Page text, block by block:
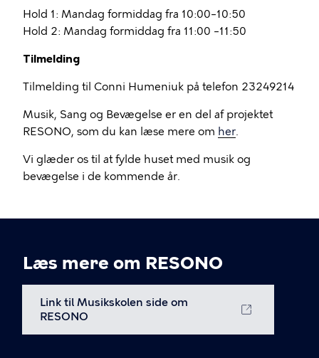
Hold 1: Mandag formiddag fra 10:00–10:50
Hold 2: Mandag formiddag fra 11:00 –11:50
Tilmelding
Tilmelding til Conni Humeniuk på telefon 23249214
Musik, Sang og Bevægelse er en del af projektet
RESONO, som du kan læse mere om her.
Vi glæder os til at fylde huset med musik og
bevægelse i de kommende år.
Læs mere om RESONO
Link til Musikskolen side om
RESONO